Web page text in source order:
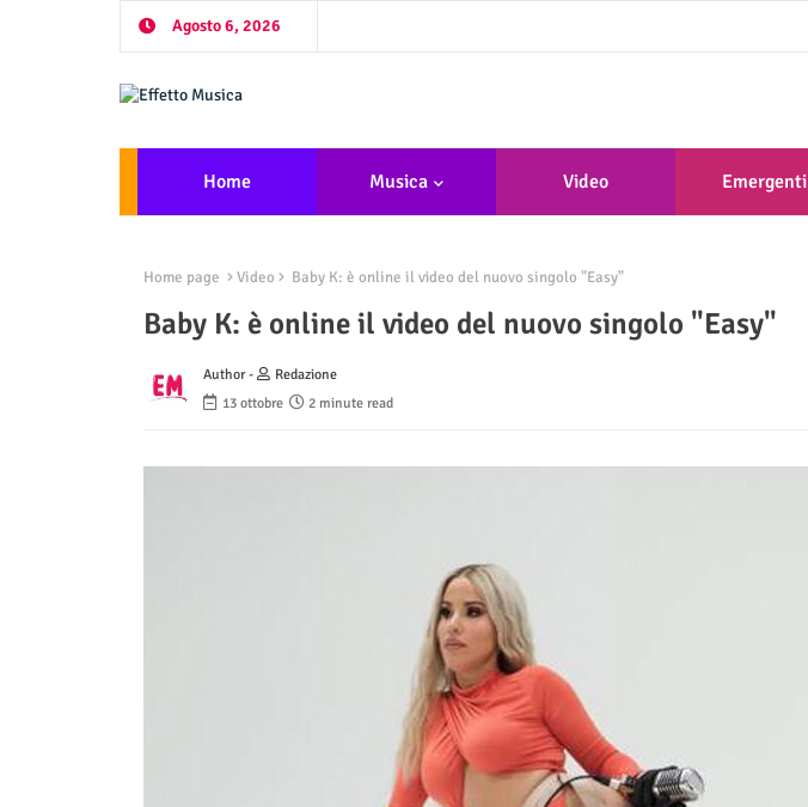
Agosto 6, 2026
Home Musica Video Emergenti
Home page Video Baby K: è online il video del nuovo singolo "Easy"
Baby K: è online il video del nuovo singolo "Easy"
Author -
Redazione
13 ottobre
2 minute read